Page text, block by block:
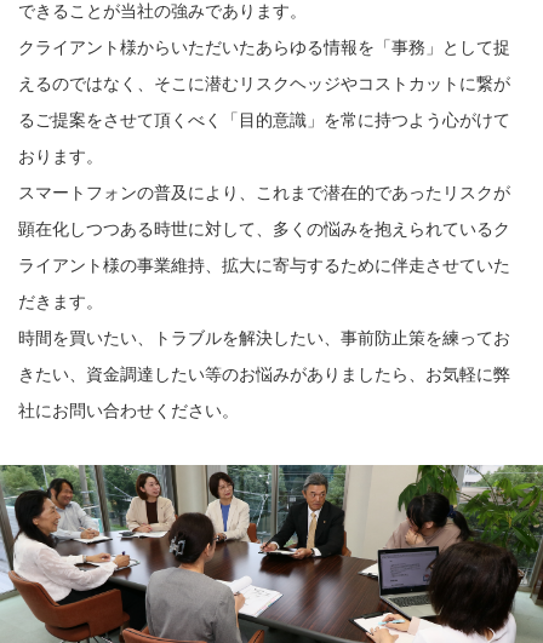
できることが当社の強みであります。
クライアント様からいただいたあらゆる情報を「事務」として捉
えるのではなく、そこに潜むリスクヘッジやコストカットに繋が
るご提案をさせて頂くべく「目的意識」を常に持つよう心がけて
おります。
スマートフォンの普及により、これまで潜在的であったリスクが
顕在化しつつある時世に対して、多くの悩みを抱えられているク
ライアント様の事業維持、拡大に寄与するために伴走させていた
だきます。
時間を買いたい、トラブルを解決したい、事前防止策を練ってお
きたい、資金調達したい等のお悩みがありましたら、お気軽に弊
社にお問い合わせください。